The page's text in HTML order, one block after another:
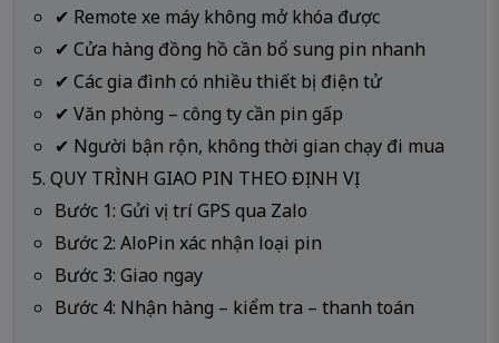
✔ Remote xe máy không mở khóa được
✔ Cửa hàng đồng hồ cần bổ sung pin nhanh
✔ Các gia đình có nhiều thiết bị điện tử
✔ Văn phòng – công ty cần pin gấp
✔ Người bận rộn, không thời gian chạy đi mua
5. QUY TRÌNH GIAO PIN THEO ĐỊNH VỊ
Bước 1: Gửi vị trí GPS qua Zalo
Bước 2: AloPin xác nhận loại pin
Bước 3: Giao ngay
Bước 4: Nhận hàng – kiểm tra – thanh toán